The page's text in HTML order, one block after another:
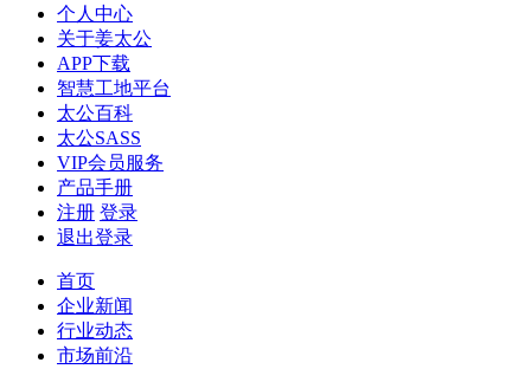
个人中心
关于姜太公
APP下载
智慧工地平台
太公百科
太公SASS
VIP会员服务
产品手册
注册 登录
退出登录
首页
企业新闻
行业动态
市场前沿